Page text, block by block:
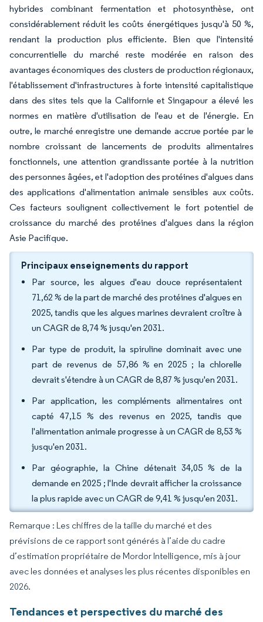
hybrides combinant fermentation et photosynthèse, ont
considérablement réduit les coûts énergétiques jusqu'à 50 %,
rendant la production plus efficiente. Bien que l'intensité
concurrentielle du marché reste modérée en raison des
avantages économiques des clusters de production régionaux,
l'établissement d'infrastructures à forte intensité capitalistique
dans des sites tels que la Californie et Singapour a élevé les
normes en matière d'utilisation de l'eau et de l'énergie. En
outre, le marché enregistre une demande accrue portée par le
nombre croissant de lancements de produits alimentaires
fonctionnels, une attention grandissante portée à la nutrition
des personnes âgées, et l'adoption des protéines d'algues dans
des applications d'alimentation animale sensibles aux coûts.
Ces facteurs soulignent collectivement le fort potentiel de
croissance du marché des protéines d'algues dans la région
Asie Pacifique.
Principaux enseignements du rapport
Par source, les algues d'eau douce représentaient
71,62 % de la part de marché des protéines d'algues en
2025, tandis que les algues marines devraient croître à
un CAGR de 8,74 % jusqu'en 2031.
Par type de produit, la spiruline dominait avec une
part de revenus de 57,86 % en 2025 ; la chlorelle
devrait s'étendre à un CAGR de 8,87 % jusqu'en 2031.
Par application, les compléments alimentaires ont
capté 47,15 % des revenus en 2025, tandis que
l'alimentation animale progresse à un CAGR de 8,53 %
jusqu'en 2031.
Par géographie, la Chine détenait 34,05 % de la
demande en 2025 ; l'Inde devrait afficher la croissance
la plus rapide avec un CAGR de 9,41 % jusqu'en 2031.
Remarque : Les chiffres de la taille du marché et des
prévisions de ce rapport sont générés à l’aide du cadre
d’estimation propriétaire de Mordor Intelligence, mis à jour
avec les données et analyses les plus récentes disponibles en
2026.
Tendances et perspectives du marché des